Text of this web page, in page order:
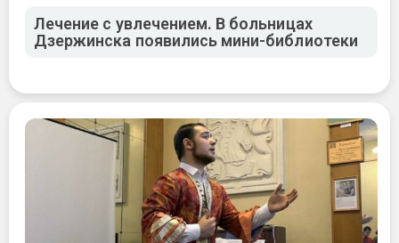
Лечение с увлечением. В больницах
Дзержинска появились мини-библиотеки